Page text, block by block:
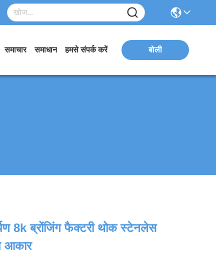
समाचार समाधान हमसे संपर्क करें बोली
8k ब्रोंजिंग फैक्टरी थोक स्टेनलेस
आकार